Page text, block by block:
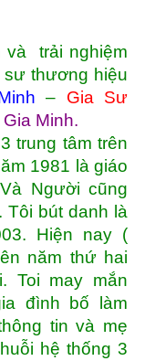
và trải nghiệm
sư thương hiệu
–
Gia Sư
Minh.
trung tâm trên
1981 là giáo
Người cũng
Tôi bút danh là
Hiện nay (
năm thứ hai
Toi may mắn
đình bố làm
tin và mẹ
hệ thống 3